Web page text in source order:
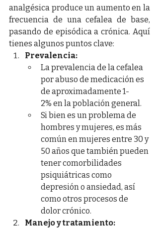
analgésica produce un aumento en la
frecuencia de una cefalea de base,
pasando de episódica a crónica. Aquí
tienes algunos puntos clave:
Prevalencia:
La prevalencia de la cefalea
por abuso de medicación es
de aproximadamente 1-
2% en la población general.
Si bien es un problema de
hombres y mujeres, es más
común en mujeres entre 30 y
50 años que también pueden
tener comorbilidades
psiquiátricas como
depresión o ansiedad, así
como otros procesos de
dolor crónico.
Manejo y tratamiento: